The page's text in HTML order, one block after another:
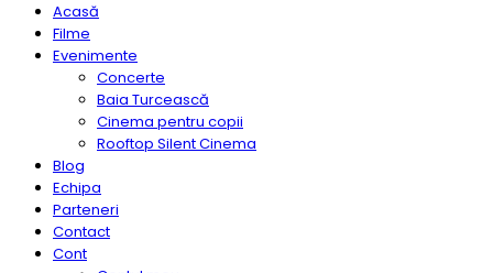
Acasă
Filme
Evenimente
Concerte
Baia Turcească
Cinema pentru copii
Rooftop Silent Cinema
Blog
Echipa
Parteneri
Contact
Cont